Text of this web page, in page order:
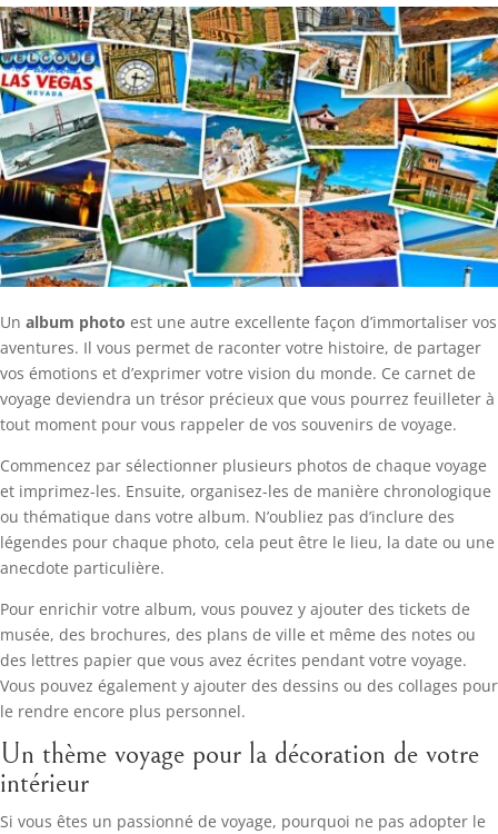
Un album photo est une autre excellente façon d’immortaliser vos
aventures. Il vous permet de raconter votre histoire, de partager
vos émotions et d’exprimer votre vision du monde. Ce carnet de
voyage deviendra un trésor précieux que vous pourrez feuilleter à
tout moment pour vous rappeler de vos souvenirs de voyage.
Commencez par sélectionner plusieurs photos de chaque voyage
et imprimez-les. Ensuite, organisez-les de manière chronologique
ou thématique dans votre album. N’oubliez pas d’inclure des
légendes pour chaque photo, cela peut être le lieu, la date ou une
anecdote particulière.
Pour enrichir votre album, vous pouvez y ajouter des tickets de
musée, des brochures, des plans de ville et même des notes ou
des lettres papier que vous avez écrites pendant votre voyage.
Vous pouvez également y ajouter des dessins ou des collages pour
le rendre encore plus personnel.
Un thème voyage pour la décoration de votre
intérieur
Si vous êtes un passionné de voyage, pourquoi ne pas adopter le